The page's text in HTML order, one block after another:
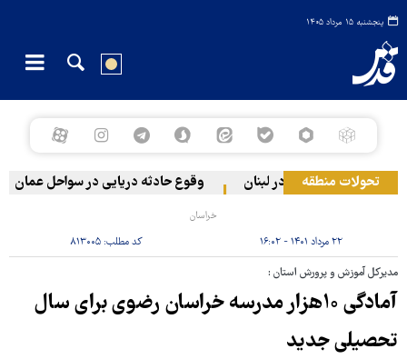
پنجشنبه ۱۵ مرداد ۱۴۰۵
تحولات منطقه
به دو منطقه در لبنان وقوع حادثه دریایی در سواحل عمان
خراسان
۲۲ مرداد ۱۴۰۱ - ۱۶:۰۲ کد مطلب: ۸۱۳۰۰۵
مدیرکل آموزش و پرورش استان :
آمادگی ۱۰هزار مدرسه خراسان رضوی برای سال
تحصیلی جدید